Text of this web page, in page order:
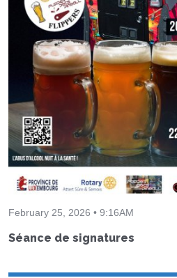
February 25, 2026 • 9:16AM
Séance de signatures